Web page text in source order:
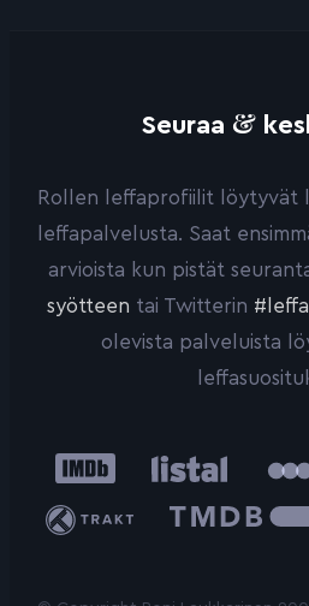
Seuraa &
Rollen leffaprofiilit löytyvät
leffapalvelusta. Saat
arvioista kun pistät
syötteen tai Twitterin
olevista palveluista
IMDb Listal
Trakt